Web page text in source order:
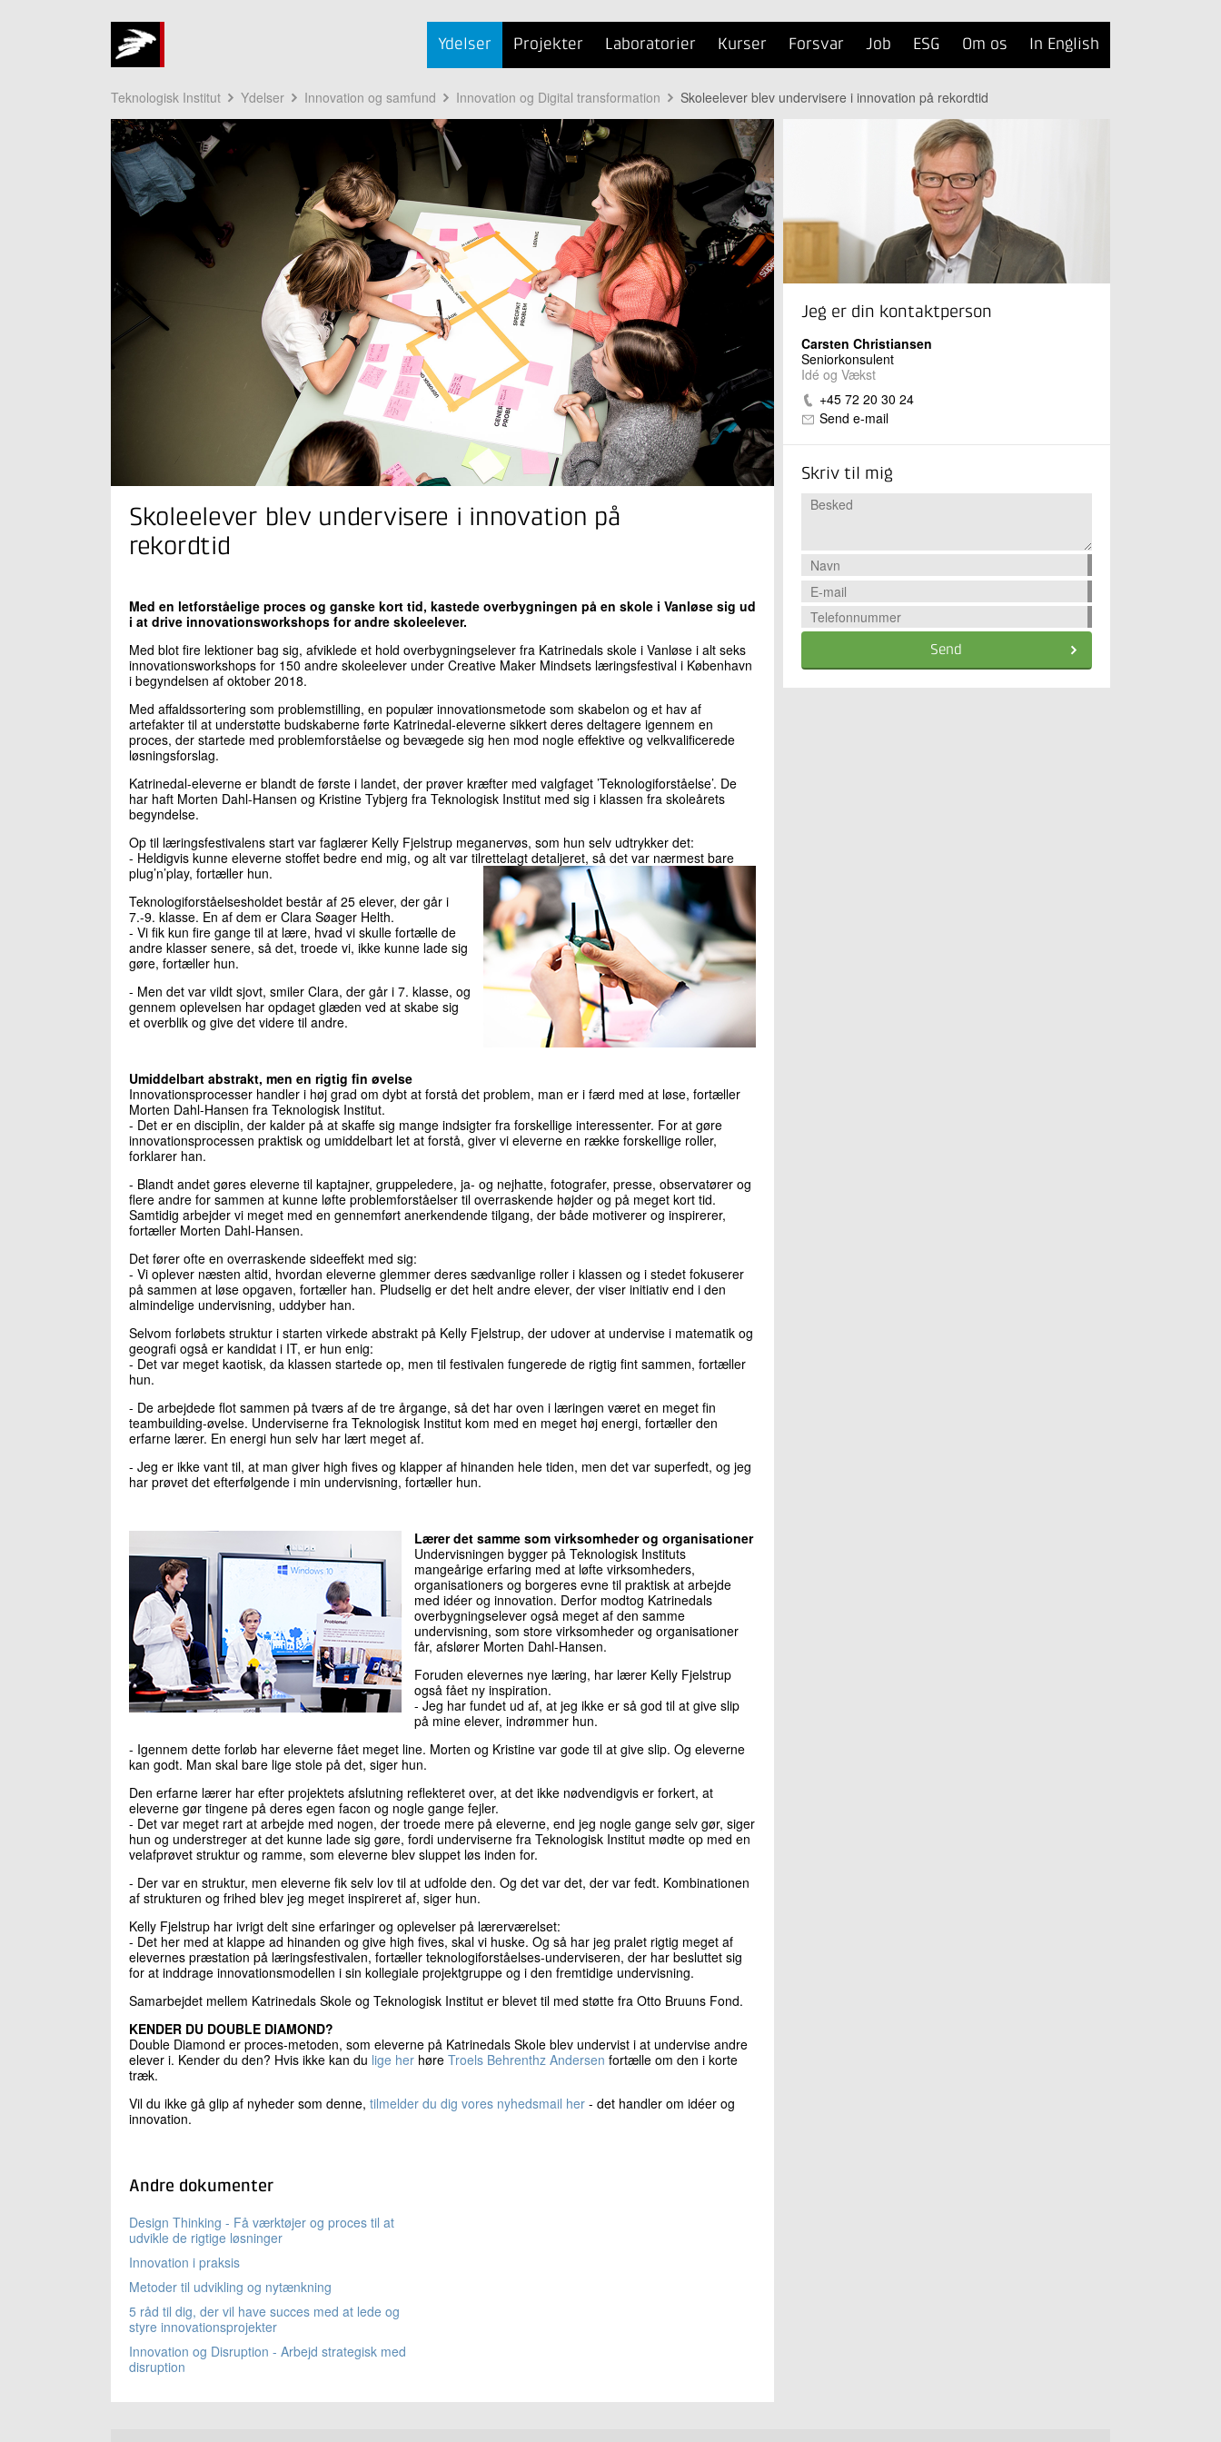
Ydelser Projekter Laboratorier Kurser Forsvar Job ESG Om os In English
Teknologisk Institut Ydelser Innovation og samfund Innovation og Digital transformation Skoleelever blev undervisere i innovation på rekordtid
Skoleelever blev undervisere i innovation på
rekordtid
Med en letforståelige proces og ganske kort tid, kastede overbygningen på en skole i Vanløse sig ud
i at drive innovationsworkshops for andre skoleelever.
Med blot fire lektioner bag sig, afviklede et hold overbygningselever fra Katrinedals skole i Vanløse i alt seks
innovationsworkshops for 150 andre skoleelever under Creative Maker Mindsets læringsfestival i København
i begyndelsen af oktober 2018.
Med affaldssortering som problemstilling, en populær innovationsmetode som skabelon og et hav af
artefakter til at understøtte budskaberne førte Katrinedal-eleverne sikkert deres deltagere igennem en
proces, der startede med problemforståelse og bevægede sig hen mod nogle effektive og velkvalificerede
løsningsforslag.
Katrinedal-eleverne er blandt de første i landet, der prøver kræfter med valgfaget ’Teknologiforståelse’. De
har haft Morten Dahl-Hansen og Kristine Tybjerg fra Teknologisk Institut med sig i klassen fra skoleårets
begyndelse.
Op til læringsfestivalens start var faglærer Kelly Fjelstrup meganervøs, som hun selv udtrykker det:
- Heldigvis kunne eleverne stoffet bedre end mig, og alt var tilrettelagt detaljeret, så det var nærmest bare
plug’n’play, fortæller hun.
Teknologiforståelsesholdet består af 25 elever, der går i
7.-9. klasse. En af dem er Clara Søager Helth.
- Vi fik kun fire gange til at lære, hvad vi skulle fortælle de
andre klasser senere, så det, troede vi, ikke kunne lade sig
gøre, fortæller hun.
- Men det var vildt sjovt, smiler Clara, der går i 7. klasse, og
gennem oplevelsen har opdaget glæden ved at skabe sig
et overblik og give det videre til andre.
Umiddelbart abstrakt, men en rigtig fin øvelse
Innovationsprocesser handler i høj grad om dybt at forstå det problem, man er i færd med at løse, fortæller
Morten Dahl-Hansen fra Teknologisk Institut.
- Det er en disciplin, der kalder på at skaffe sig mange indsigter fra forskellige interessenter. For at gøre
innovationsprocessen praktisk og umiddelbart let at forstå, giver vi eleverne en række forskellige roller,
forklarer han.
- Blandt andet gøres eleverne til kaptajner, gruppeledere, ja- og nejhatte, fotografer, presse, observatører og
flere andre for sammen at kunne løfte problemforståelser til overraskende højder og på meget kort tid.
Samtidig arbejder vi meget med en gennemført anerkendende tilgang, der både motiverer og inspirerer,
fortæller Morten Dahl-Hansen.
Det fører ofte en overraskende sideeffekt med sig:
- Vi oplever næsten altid, hvordan eleverne glemmer deres sædvanlige roller i klassen og i stedet fokuserer
på sammen at løse opgaven, fortæller han. Pludselig er det helt andre elever, der viser initiativ end i den
almindelige undervisning, uddyber han.
Selvom forløbets struktur i starten virkede abstrakt på Kelly Fjelstrup, der udover at undervise i matematik og
geografi også er kandidat i IT, er hun enig:
- Det var meget kaotisk, da klassen startede op, men til festivalen fungerede de rigtig fint sammen, fortæller
hun.
- De arbejdede flot sammen på tværs af de tre årgange, så det har oven i læringen været en meget fin
teambuilding-øvelse. Underviserne fra Teknologisk Institut kom med en meget høj energi, fortæller den
erfarne lærer. En energi hun selv har lært meget af.
- Jeg er ikke vant til, at man giver high fives og klapper af hinanden hele tiden, men det var superfedt, og jeg
har prøvet det efterfølgende i min undervisning, fortæller hun.
Lærer det samme som virksomheder og organisationer
Undervisningen bygger på Teknologisk Instituts
mangeårige erfaring med at løfte virksomheders,
organisationers og borgeres evne til praktisk at arbejde
med idéer og innovation. Derfor modtog Katrinedals
overbygningselever også meget af den samme
undervisning, som store virksomheder og organisationer
får, afslører Morten Dahl-Hansen.
Foruden elevernes nye læring, har lærer Kelly Fjelstrup
også fået ny inspiration.
- Jeg har fundet ud af, at jeg ikke er så god til at give slip
på mine elever, indrømmer hun.
- Igennem dette forløb har eleverne fået meget line. Morten og Kristine var gode til at give slip. Og eleverne
kan godt. Man skal bare lige stole på det, siger hun.
Den erfarne lærer har efter projektets afslutning reflekteret over, at det ikke nødvendigvis er forkert, at
eleverne gør tingene på deres egen facon og nogle gange fejler.
- Det var meget rart at arbejde med nogen, der troede mere på eleverne, end jeg nogle gange selv gør, siger
hun og understreger at det kunne lade sig gøre, fordi underviserne fra Teknologisk Institut mødte op med en
velafprøvet struktur og ramme, som eleverne blev sluppet løs inden for.
- Der var en struktur, men eleverne fik selv lov til at udfolde den. Og det var det, der var fedt. Kombinationen
af strukturen og frihed blev jeg meget inspireret af, siger hun.
Kelly Fjelstrup har ivrigt delt sine erfaringer og oplevelser på lærerværelset:
- Det her med at klappe ad hinanden og give high fives, skal vi huske. Og så har jeg pralet rigtig meget af
elevernes præstation på læringsfestivalen, fortæller teknologiforståelses-underviseren, der har besluttet sig
for at inddrage innovationsmodellen i sin kollegiale projektgruppe og i den fremtidige undervisning.
Samarbejdet mellem Katrinedals Skole og Teknologisk Institut er blevet til med støtte fra Otto Bruuns Fond.
KENDER DU DOUBLE DIAMOND?
Double Diamond er proces-metoden, som eleverne på Katrinedals Skole blev undervist i at undervise andre
elever i. Kender du den? Hvis ikke kan du lige her høre Troels Behrenthz Andersen fortælle om den i korte
træk.
Vil du ikke gå glip af nyheder som denne, tilmelder du dig vores nyhedsmail her - det handler om idéer og
innovation.
Andre dokumenter
Design Thinking - Få værktøjer og proces til at
udvikle de rigtige løsninger
Innovation i praksis
Metoder til udvikling og nytænkning
5 råd til dig, der vil have succes med at lede og
styre innovationsprojekter
Innovation og Disruption - Arbejd strategisk med
disruption
Jeg er din kontaktperson
Carsten Christiansen
Seniorkonsulent
Idé og Vækst
+45 72 20 30 24
Send e-mail
Skriv til mig
Send